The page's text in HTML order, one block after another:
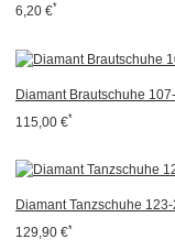
6,20 €*
Diamant Brautschuhe
115,00 €*
Diamant Tanzschuhe
129,90 €*